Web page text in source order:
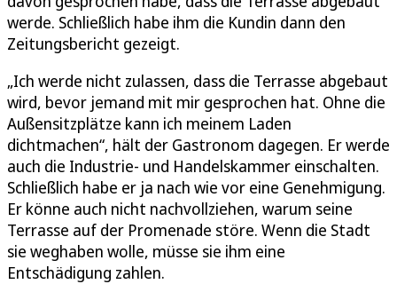
werde. Schließlich habe ihm die Kundin dann den
Zeitungsbericht gezeigt.
„Ich werde nicht zulassen, dass die Terrasse abgebaut
wird, bevor jemand mit mir gesprochen hat. Ohne die
Außensitzplätze kann ich meinem Laden
dichtmachen“, hält der Gastronom dagegen. Er werde
auch die Industrie- und Handelskammer einschalten.
Schließlich habe er ja nach wie vor eine Genehmigung.
Er könne auch nicht nachvollziehen, warum seine
Terrasse auf der Promenade störe. Wenn die Stadt
sie weghaben wolle, müsse sie ihm eine
Entschädigung zahlen.